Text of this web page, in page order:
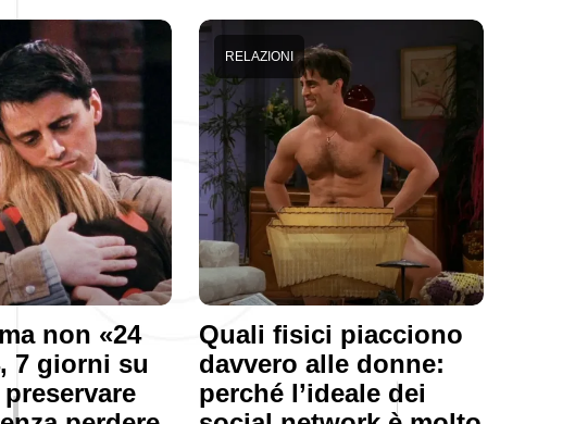
non «24
7 giorni su
Quali fisici piacciono
davvero alle donne:
perché l’ideale dei
RELAZIONI